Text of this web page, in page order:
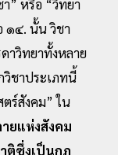
” หรือ “วิทยา
๑๔. นั้น วิชา
าวิทยาทั้งหลาย
วิชาประเภทนี้
ร์สังคม” ใน
ยแห่งสังคม
ติซึ่งเป็นกฎ